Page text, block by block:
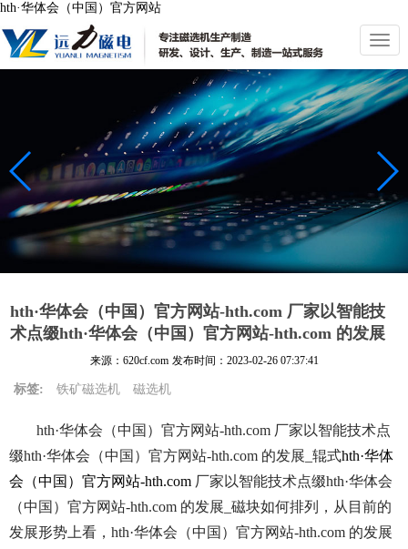
hth·华体会（中国）官方网站
切
换
导
航
hth·华体会（中国）官方网站-hth.com 厂家以智能技
术点缀hth·华体会（中国）官方网站-hth.com 的发展
来源：620cf.com 发布时间： 2023-02-26 07:37:41
标签: 铁矿磁选机 磁选机
hth·华体会（中国）官方网站-hth.com 厂家以智能技术点
缀hth·华体会（中国）官方网站-hth.com 的发展_辊式hth·华体
会（中国）官方网站-hth.com 厂家以智能技术点缀hth·华体会
（中国）官方网站-hth.com 的发展_磁块如何排列，从目前的
发展形势上看，hth·华体会（中国）官方网站-hth.com 的发展